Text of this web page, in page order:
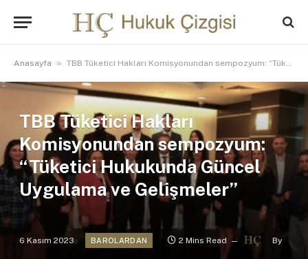
Anasayfa » TBB Tüketici Hakları Komisyonundan sempozyum: “Tüketici Hukukunda Güncel Uygulama ve Gelişmeler”
TBB Tüketici Hakları
Komisyonundan sempozyum:
“Tüketici Hukukunda Güncel
Uygulama ve Gelişmeler”
6 Kasım 2023 BAROLARDAN 2 Mins Read By